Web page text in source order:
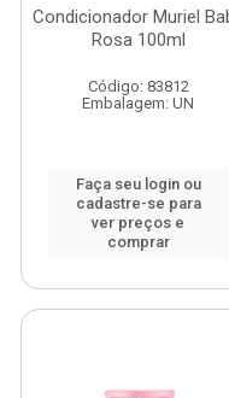
Condicionador Muriel
Rosa 100ml
Código: 83812
Embalagem: UN
Faça seu login ou
cadastre-se para
ver preços e
comprar